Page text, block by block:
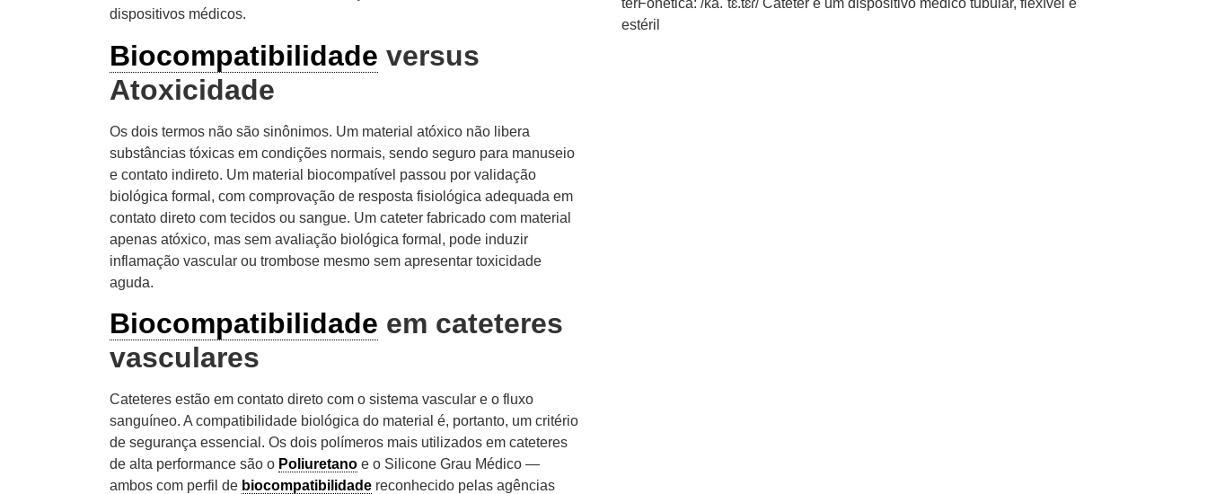
dispositivos médicos.
Biocompatibilidade versus
Atoxicidade
Os dois termos não são sinônimos. Um material atóxico não libera
substâncias tóxicas em condições normais, sendo seguro para manuseio
e contato indireto. Um material biocompatível passou por validação
biológica formal, com comprovação de resposta fisiológica adequada em
contato direto com tecidos ou sangue. Um cateter fabricado com material
apenas atóxico, mas sem avaliação biológica formal, pode induzir
inflamação vascular ou trombose mesmo sem apresentar toxicidade
aguda.
Biocompatibilidade em cateteres
vasculares
Cateteres estão em contato direto com o sistema vascular e o fluxo
sanguíneo. A compatibilidade biológica do material é, portanto, um critério
de segurança essencial. Os dois polímeros mais utilizados em cateteres
de alta performance são o Poliuretano e o Silicone Grau Médico —
ambos com perfil de biocompatibilidade reconhecido pelas agências
terFonética: /ka.ˈtɛ.tɛɾ/ Cateter é um dispositivo médico tubular, flexível e
estéril